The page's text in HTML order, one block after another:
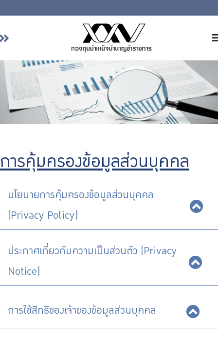
หน้าหลัก
เกี่ยวกับ กบข.
บริการสมาชิก
ลงทุน
รายงานผลการดำเนินงาน
จัดซื้อจัดจ้าง
บริการเจ้าหน้าที่ส่วนราชการ
การคุ้มครองข้อมูลส่วนบุคคล
นโยบายการคุ้มครองข้อมูลส่วนบุคคล
(Privacy Policy)
ประกาศเกี่ยวกับความเป็นส่วนตัว (Privacy
Notice)
การใช้สิทธิของเจ้าของข้อมูลส่วนบุคคล